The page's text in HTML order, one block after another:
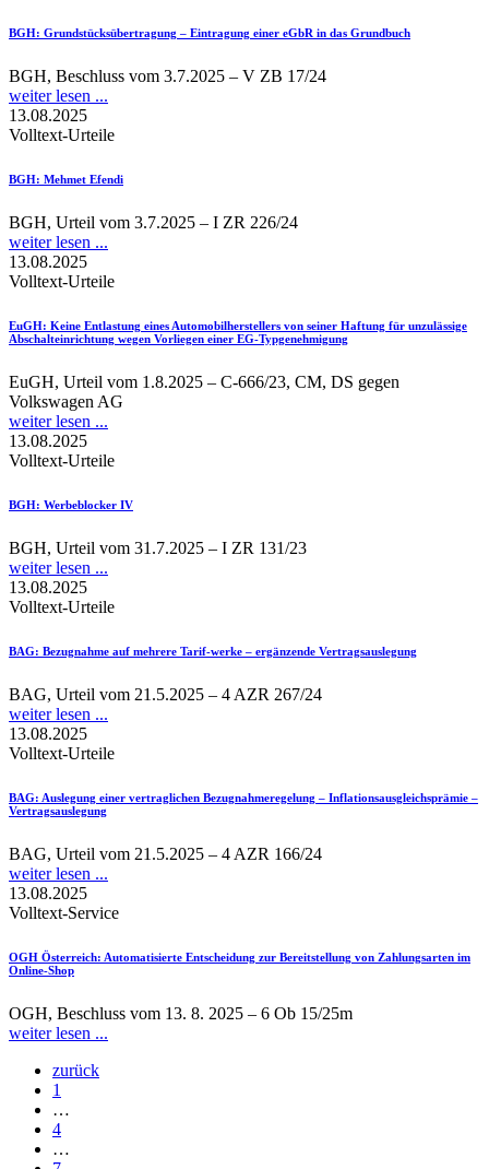
BGH: Grundstücksübertragung – Eintragung einer eGbR in das Grundbuch
BGH, Beschluss vom 3.7.2025 – V ZB 17/24
weiter lesen ...
13.08.2025
Volltext-Urteile
BGH: Mehmet Efendi
BGH, Urteil vom 3.7.2025 – I ZR 226/24
weiter lesen ...
13.08.2025
Volltext-Urteile
EuGH: Keine Entlastung eines Automobilherstellers von seiner Haftung für unzulässige
Abschalteinrichtung wegen Vorliegen einer EG-Typgenehmigung
EuGH, Urteil vom 1.8.2025 – C-666/23, CM, DS gegen
Volkswagen AG
weiter lesen ...
13.08.2025
Volltext-Urteile
BGH: Werbeblocker IV
BGH, Urteil vom 31.7.2025 – I ZR 131/23
weiter lesen ...
13.08.2025
Volltext-Urteile
BAG: Bezugnahme auf mehrere Tarif-werke – ergänzende Vertragsauslegung
BAG, Urteil vom 21.5.2025 – 4 AZR 267/24
weiter lesen ...
13.08.2025
Volltext-Urteile
BAG: Auslegung einer vertraglichen Bezugnahmeregelung – Inflationsausgleichsprämie –
Vertragsauslegung
BAG, Urteil vom 21.5.2025 – 4 AZR 166/24
weiter lesen ...
13.08.2025
Volltext-Service
OGH Österreich: Automatisierte Entscheidung zur Bereitstellung von Zahlungsarten im
Online-Shop
OGH, Beschluss vom 13. 8. 2025 – 6 Ob 15/25m
weiter lesen ...
zurück
1
…
4
…